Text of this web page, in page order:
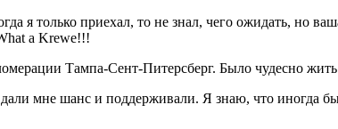
я только приехал, то не знал, чего ожидать, но
a Krewe!!!
Тампа-Сент-Питерсберг. Было чудесно
дали мне шанс и поддерживали. Я знаю, что иногда